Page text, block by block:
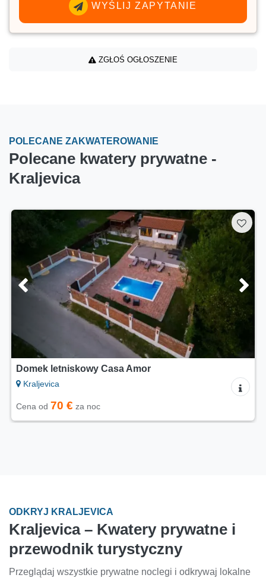
WYŚLIJ ZAPYTANIE
ZGŁOŚ OGŁOSZENIE
POLECANE ZAKWATEROWANIE
Polecane kwatery prywatne -
Kraljevica
Domek letniskowy Casa Amor
Kraljevica
Cena od 70 € za noc
ODKRYJ KRALJEVICA
Kraljevica – Kwatery prywatne i
przewodnik turystyczny
Przeglądaj wszystkie prywatne noclegi i odkrywaj lokalne